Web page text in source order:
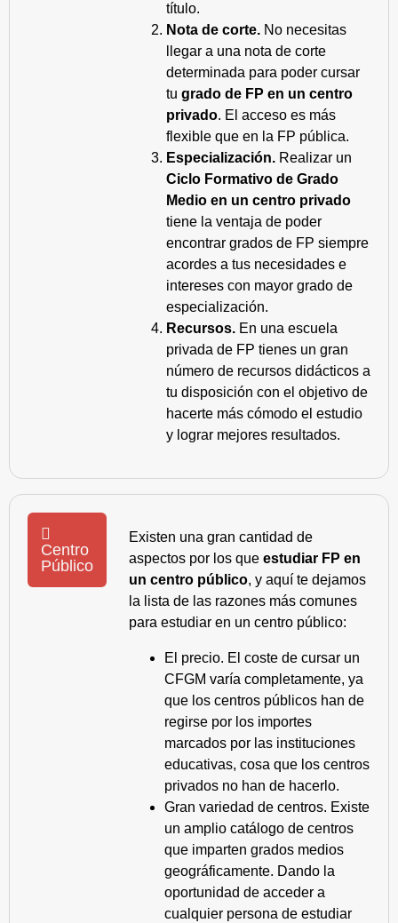
título.
Nota de corte. No necesitas
llegar a una nota de corte
determinada para poder cursar
tu grado de FP en un centro
privado. El acceso es más
flexible que en la FP pública.
Especialización. Realizar un
Ciclo Formativo de Grado
Medio en un centro privado
tiene la ventaja de poder
encontrar grados de FP siempre
acordes a tus necesidades e
intereses con mayor grado de
especialización.
Recursos. En una escuela
privada de FP tienes un gran
número de recursos didácticos a
tu disposición con el objetivo de
hacerte más cómodo el estudio
y lograr mejores resultados.
Centro
Público
Existen una gran cantidad de
aspectos por los que estudiar FP en
un centro público, y aquí te dejamos
la lista de las razones más comunes
para estudiar en un centro público:
El precio. El coste de cursar un
CFGM varía completamente, ya
que los centros públicos han de
regirse por los importes
marcados por las instituciones
educativas, cosa que los centros
privados no han de hacerlo.
Gran variedad de centros. Existe
un amplio catálogo de centros
que imparten grados medios
geográficamente. Dando la
oportunidad de acceder a
cualquier persona de estudiar